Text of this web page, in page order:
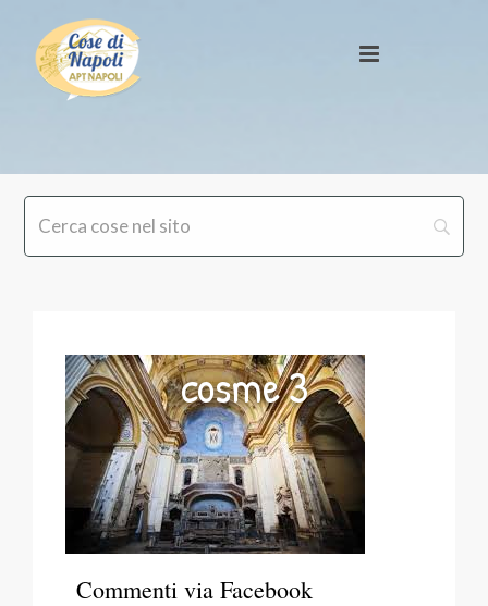
cosme 3
Commenti via Facebook